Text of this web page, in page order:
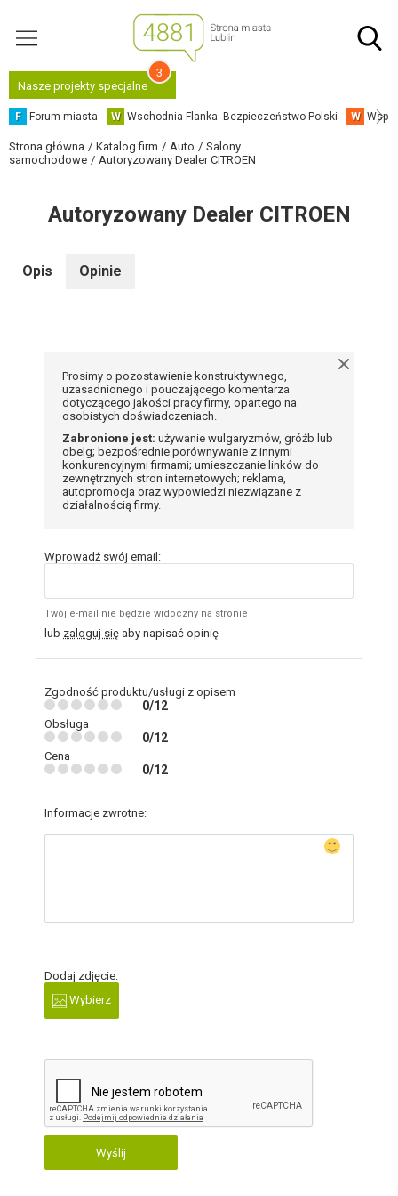
Nasze projekty specjalne
3
F Forum miasta W Wschodnia Flanka: Bezpieczeństwo Polski W
Strona główna Katalog firm Auto
Salony
samochodowe
Autoryzowany Dealer CITROEN
Autoryzowany Dealer CITROEN
Opis Opinie
Prosimy o pozostawienie konstruktywnego,
uzasadnionego i pouczającego komentarza
dotyczącego jakości pracy firmy, opartego na
osobistych doświadczeniach.
Zabronione jest: używanie wulgaryzmów, gróźb lub
obelg; bezpośrednie porównywanie z innymi
konkurencyjnymi firmami; umieszczanie linków do
zewnętrznych stron internetowych; reklama,
autopromocja oraz wypowiedzi niezwiązane z
działalnością firmy.
Wprowadź swój email:
Twój e-mail nie będzie widoczny na stronie
lub zaloguj się aby napisać opinię
Zgodność produktu/usługi z opisem
0/12
Obsługa
0/12
Cena
0/12
Informacje zwrotne:
Dodaj zdjęcie:
Wybierz
Wyślij